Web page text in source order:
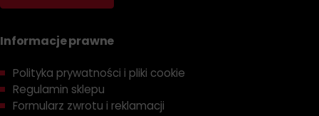
Informacje prawne
Polityka prywatności i pliki cookie
Regulamin sklepu
Formularz zwrotu i reklamacji